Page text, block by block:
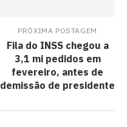
PRÓXIMA POSTAGEM
Fila do INSS chegou a
3,1 mi pedidos em
fevereiro, antes de
demissão de presidente